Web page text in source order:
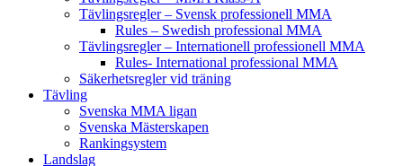
Tävlingsregler – Svensk professionell MMA
Rules – Swedish professional MMA
Tävlingsregler – Internationell professionell MMA
Rules- International professional MMA
Säkerhetsregler vid träning
Tävling
Svenska MMA ligan
Svenska Mästerskapen
Rankingsystem
Landslag